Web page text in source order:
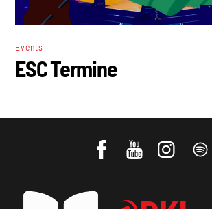
Events
ESC Termine